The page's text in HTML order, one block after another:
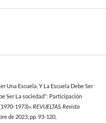
Una Escuela, Y La Escuela Debe Ser
Ser La sociedad”: Participación
1973)». REVUELTAS. Revista
de 2023, pp. 93-120,